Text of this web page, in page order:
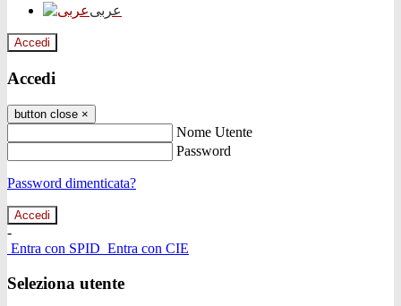
عربى
Accedi
Accedi
button close ×
Nome Utente
Password
Password dimenticata?
-
Entra con SPID Entra con CIE
Seleziona utente